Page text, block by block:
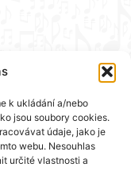
k ukládání a/nebo
jsou soubory cookies.
údaje, jako je
webu. Nesouhlas
určité vlastnosti a